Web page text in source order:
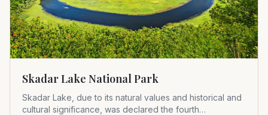
Skadar Lake National Park
Skadar Lake, due to its natural values and historical and
cultural significance, was declared the fourth